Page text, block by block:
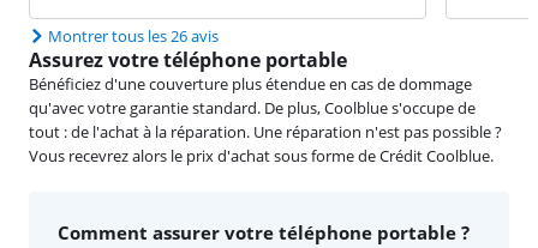
Montrer tous les 26 avis
Assurez votre téléphone portable
Bénéficiez d'une couverture plus étendue en cas de dommage
qu'avec votre garantie standard. De plus, Coolblue s'occupe de
tout : de l'achat à la réparation. Une réparation n'est pas possible ?
Vous recevrez alors le prix d'achat sous forme de Crédit Coolblue.
Comment assurer votre téléphone portable ?